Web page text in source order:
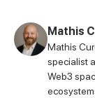
Mathis
Mathis
specialist
Web3